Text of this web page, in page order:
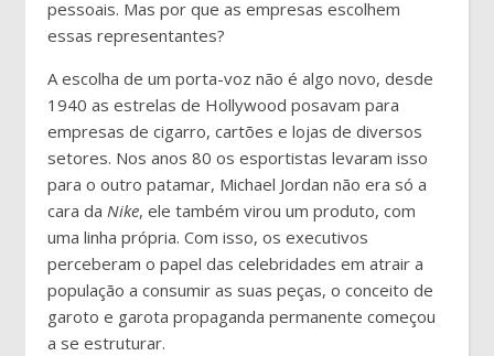
pessoais. Mas por que as empresas escolhem
essas representantes?
A escolha de um porta-voz não é algo novo, desde
1940 as estrelas de Hollywood posavam para
empresas de cigarro, cartões e lojas de diversos
setores. Nos anos 80 os esportistas levaram isso
para o outro patamar, Michael Jordan não era só a
cara da Nike, ele também virou um produto, com
uma linha própria. Com isso, os executivos
perceberam o papel das celebridades em atrair a
população a consumir as suas peças, o conceito de
garoto e garota propaganda permanente começou
a se estruturar.